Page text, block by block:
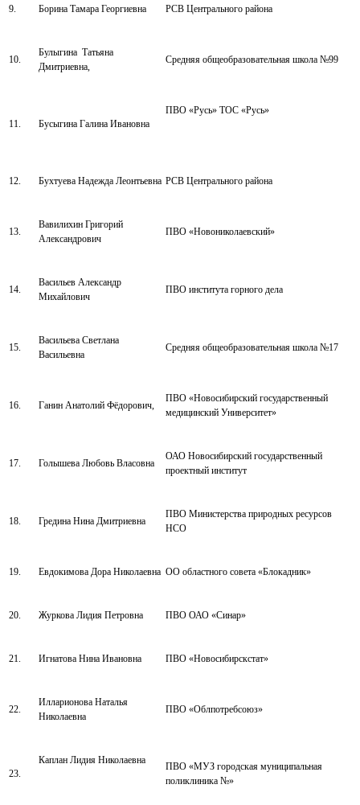
9. Борина Тамара Георгиевна РСВ Центрального района
10.
Булыгина Татьяна
Дмитриевна,
Средняя общеобразовательная школа №99
11. Бусыгина Галина Ивановна
ПВО «Русь» ТОС «Русь»
12. Бухтуева Надежда Леонтьевна РСВ Центрального района
13.
Вавилихин Григорий
Александрович
ПВО «Новониколаевский»
14.
Васильев Александр
Михайлович
ПВО института горного дела
15.
Васильева Светлана
Васильевна
Средняя общеобразовательная школа №17
16. Ганин Анатолий Фёдорович,
ПВО «Новосибирский государственный
медицинский Университет»
17. Голышева Любовь Власовна
ОАО Новосибирский государственный
проектный институт
18. Гредина Нина Дмитриевна
ПВО Министерства природных ресурсов
НСО
19. Евдокимова Дора Николаевна ОО областного совета «Блокадник»
20. Журкова Лидия Петровна ПВО ОАО «Синар»
21. Игнатова Нина Ивановна ПВО «Новосибирскстат»
22.
Илларионова Наталья
Николаевна
ПВО «Облпотребсоюз»
23.
Каплан Лидия Николаевна
ПВО «МУЗ городская муниципальная
поликлиника №»